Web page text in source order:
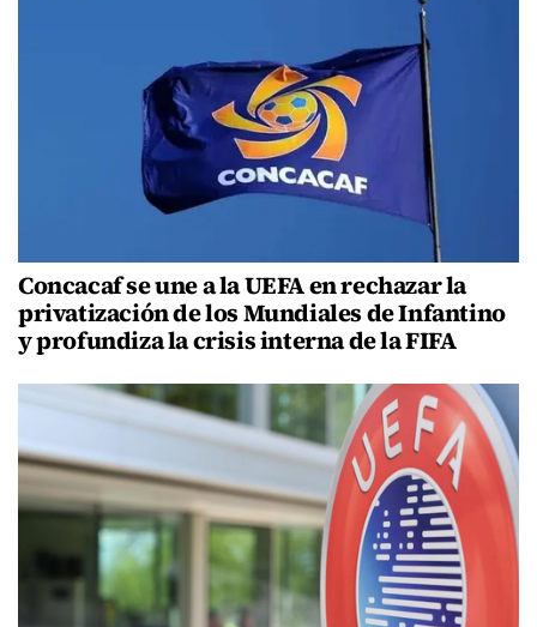
Concacaf se une a la UEFA en rechazar la
privatización de los Mundiales de Infantino
y profundiza la crisis interna de la FIFA